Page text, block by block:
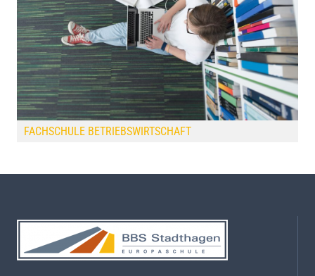
FACHSCHULE BETRIEBSWIRTSCHAFT